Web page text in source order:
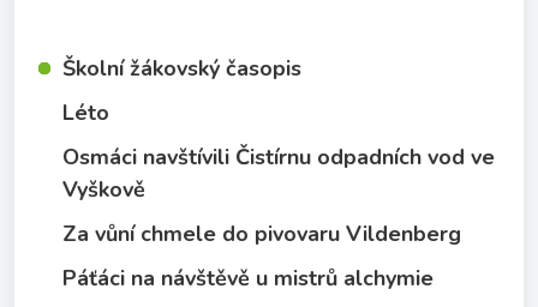
Školní žákovský časopis
Léto
Osmáci navštívili Čistírnu odpadních vod ve
Vyškově
Za vůní chmele do pivovaru Vildenberg
Páťáci na návštěvě u mistrů alchymie